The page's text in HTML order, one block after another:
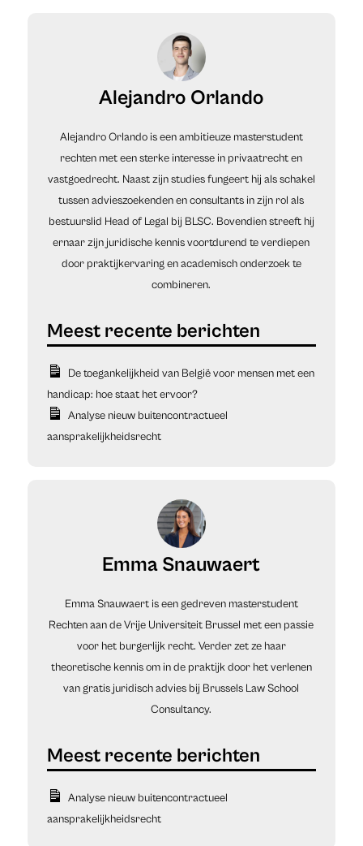
Alejandro Orlando
Alejandro Orlando is een ambitieuze masterstudent
rechten met een sterke interesse in privaatrecht en
vastgoedrecht. Naast zijn studies fungeert hij als schakel
tussen advieszoekenden en consultants in zijn rol als
bestuurslid Head of Legal bij BLSC. Bovendien streeft hij
ernaar zijn juridische kennis voortdurend te verdiepen
door praktijkervaring en academisch onderzoek te
combineren.
De toegankelijkheid van België voor mensen met een
handicap: hoe staat het ervoor?
Analyse nieuw buitencontractueel
aansprakelijkheidsrecht
Emma Snauwaert
Emma Snauwaert is een gedreven masterstudent
Rechten aan de Vrije Universiteit Brussel met een passie
voor het burgerlijk recht. Verder zet ze haar
theoretische kennis om in de praktijk door het verlenen
van gratis juridisch advies bij Brussels Law School
Consultancy.
Analyse nieuw buitencontractueel
aansprakelijkheidsrecht